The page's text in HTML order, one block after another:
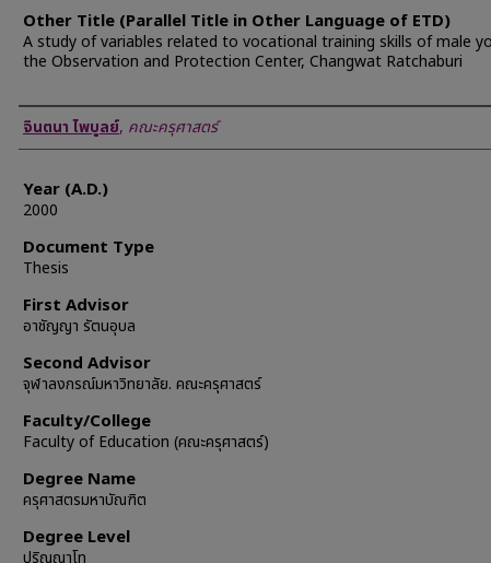
Other Title (Parallel Title in Other Language of ETD)
A study of variables related to vocational training skills of male
the Observation and Protection Center, Changwat Ratchaburi
Author
จินตนา ไพบูลย์, คณะครุศาสตร์
Year (A.D.)
2000
Document Type
Thesis
First Advisor
อาชัญญา รัตนอุบล
Second Advisor
จุฬาลงกรณ์มหาวิทยาลัย. คณะครุศาสตร์
Faculty/College
Faculty of Education (คณะครุศาสตร์)
Degree Name
ครุศาสตรมหาบัณฑิต
Degree Level
ปริญญาโท